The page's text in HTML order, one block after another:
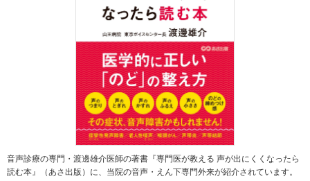
音声診療の専門・渡邊雄介医師の著書『専門医が教える 声が出にくくなったら
読む本』（あさ出版）に、当院の音声・えん下専門外来が紹介されています。